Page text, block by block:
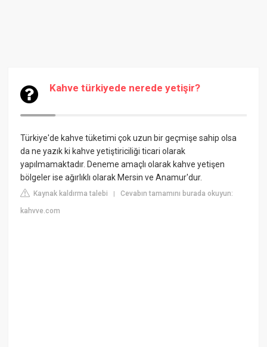
Kahve türkiyede nerede yetişir?
Türkiye'de kahve tüketimi çok uzun bir geçmişe sahip olsa
da ne yazık ki kahve yetiştiriciliği ticari olarak
yapılmamaktadır. Deneme amaçlı olarak kahve yetişen
bölgeler ise ağırlıklı olarak Mersin ve Anamur'dur.
Kaynak kaldırma talebi |Cevabın tamamını burada okuyun:
kahvve.com